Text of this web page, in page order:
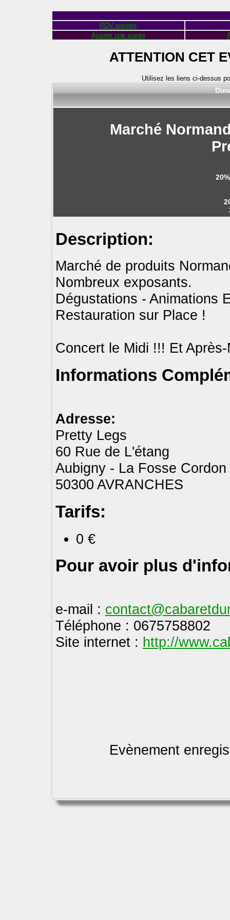
RDV soirées
Ajouter une soirée
ATTENTION CET
Utilisez les liens ci-dessus
Marché
Description:
Marché de produits
Nombreux exposants.
Dégustations - Animations
Restauration sur Place !
Concert le Midi !!! Et
Informations
Adresse:
Pretty Legs
60 Rue de L'étang
Aubigny - La Fosse
50300 AVRANCHES
Tarifs:
0 €
Pour avoir plus
e-mail :
Téléphone : 0675758802
Site internet : http://
Evènement